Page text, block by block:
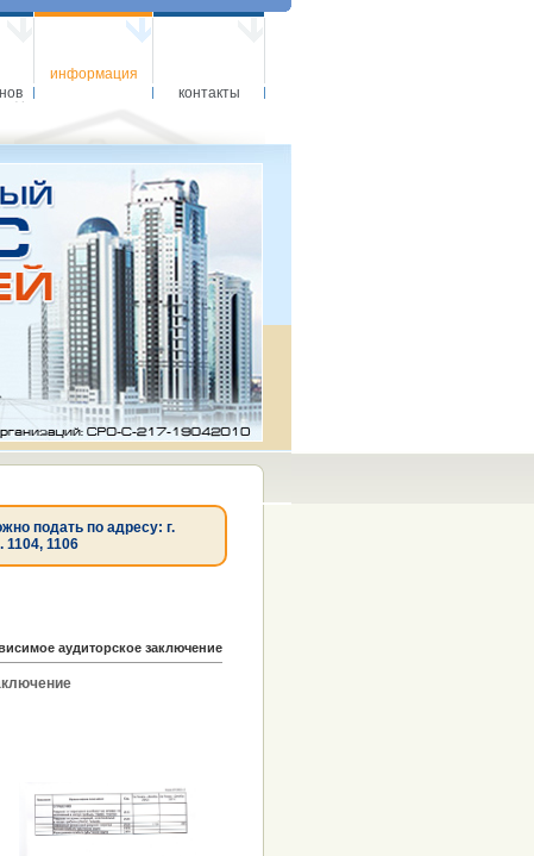
информация
контакты
подать по адресу: г.
1104, 1106
аудиторское заключение